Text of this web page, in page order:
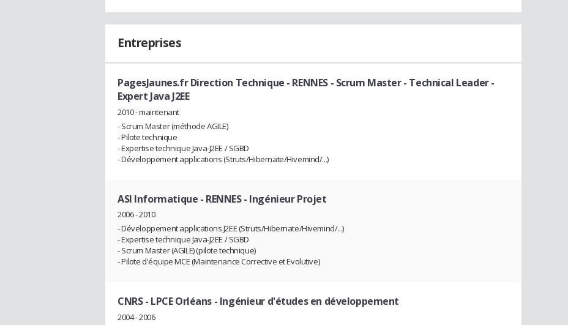
Entreprises
PagesJaunes.fr Direction Technique - RENNES- Scrum Master - Technical Leader -
Expert Java J2EE
2010 - maintenant
- Scrum Master (méthode AGILE)
- Pilote technique
- Expertise technique Java-J2EE / SGBD
- Développement applications (Struts/Hibernate/Hivemind/...)
ASI Informatique - RENNES- Ingénieur Projet
2006 - 2010
- Développement applications J2EE (Struts/Hibernate/Hivemind/...)
- Expertise technique Java-J2EE / SGBD
- Scrum Master (AGILE) (pilote technique)
- Pilote d'équipe MCE (Maintenance Corrective et Evolutive)
CNRS - LPCE Orléans - Ingénieur d'études en développement
2004 - 2006